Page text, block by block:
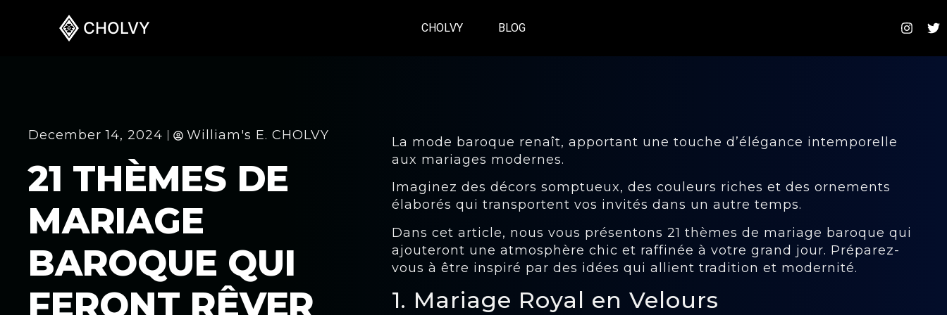
CHOLVY CHOLVY BLOG
December 14, 2024 William's E. CHOLVY
21 THÈMES DE
MARIAGE
BAROQUE QUI
FERONT RÊVER
La mode baroque renaît, apportant une touche d’élégance intemporelle
aux mariages modernes.
Imaginez des décors somptueux, des couleurs riches et des ornements
élaborés qui transportent vos invités dans un autre temps.
Dans cet article, nous vous présentons 21 thèmes de mariage baroque qui
ajouteront une atmosphère chic et raffinée à votre grand jour. Préparez-
vous à être inspiré par des idées qui allient tradition et modernité.
1. Mariage Royal en Velours